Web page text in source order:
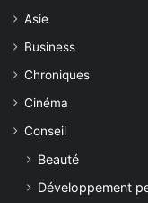
Asie
Business
Chroniques
Cinéma
Conseil
Beauté
Développement